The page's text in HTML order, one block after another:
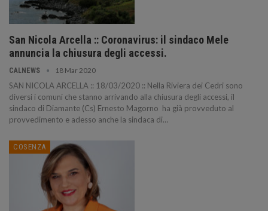
San Nicola Arcella :: Coronavirus: il sindaco Mele
annuncia la chiusura degli accessi.
CALNEWS 18 Mar 2020
SAN NICOLA ARCELLA :: 18/03/2020 :: Nella Riviera dei Cedri sono
diversi i comuni che stanno arrivando alla chiusura degli accessi, il
sindaco di Diamante (Cs) Ernesto Magorno ha già provveduto al
provvedimento e adesso anche la sindaca di…
COSENZA